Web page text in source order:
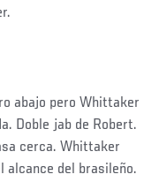
abajo pero Whittaker
Doble jab de Robert.
cerca. Whittaker
alcance del brasileño.